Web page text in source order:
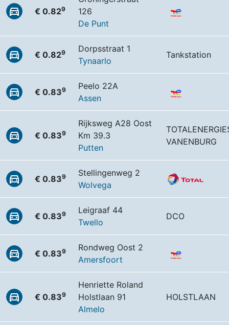
€ 0.829
126
De Punt
€ 0.829
Dorpsstraat 1
Tynaarlo
Tankstation
€ 0.839
Peelo 22A
Assen
€ 0.839
Rijksweg A28 Oost
Km 39.3
Putten
VANENBURG
€ 0.839
Stellingenweg 2
Wolvega
€ 0.839
Leigraaf 44
Twello
DCO
€ 0.839
Rondweg Oost 2
Amersfoort
€ 0.839
Henriette Roland
Holstlaan 91
Almelo
HOLSTLAAN